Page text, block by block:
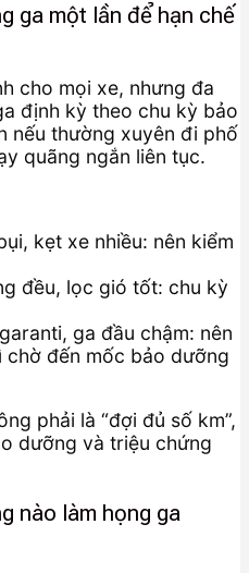
ga một lần để hạn chế
cho mọi xe, nhưng đa
định kỳ theo chu kỳ bảo
nếu thường xuyên đi phố
quãng ngắn liên tục.
kẹt xe nhiều: nên kiểm
đều, lọc gió tốt: chu kỳ
ga đầu chậm: nên
chờ đến mốc bảo dưỡng
phải là “đợi đủ số km”,
dưỡng và triệu chứng
nào làm họng ga